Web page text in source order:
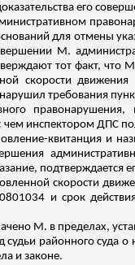
его
для отмены
М.
тот факт, что
скорости
требования
чем инспектором ДПС
квитанция и
подтверждается
скорости
и срок
М. в пределах,
районного суда о
и законе.